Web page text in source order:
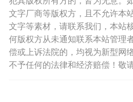
文字厂商等版权方，且不允许本
文字等素材，请联系我们，本站
何版权方从未通知联系本站管理
偿或上诉法院的，均视为新型网
不予任何的法律和经济赔偿！敬